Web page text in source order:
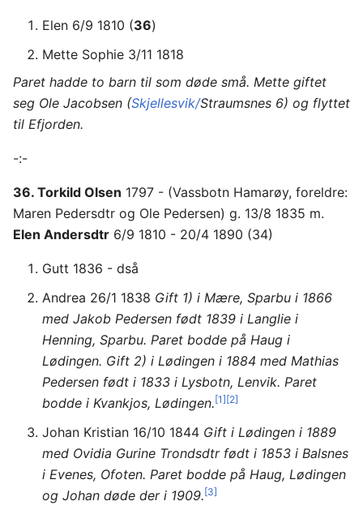
Elen 6/9 1810 (36)
Mette Sophie 3/11 1818
Paret hadde to barn til som døde små. Mette giftet
seg Ole Jacobsen (Skjellesvik/Straumsnes 6) og flyttet
til Efjorden.
-:-
36. Torkild Olsen 1797 - (Vassbotn Hamarøy, foreldre:
Maren Pedersdtr og Ole Pedersen) g. 13/8 1835 m.
Elen Andersdtr 6/9 1810 - 20/4 1890 (34)
Gutt 1836 - dså
Andrea 26/1 1838 Gift 1) i Mære, Sparbu i 1866
med Jakob Pedersen født 1839 i Langlie i
Henning, Sparbu. Paret bodde på Haug i
Lødingen. Gift 2) i Lødingen i 1884 med Mathias
Pedersen født i 1833 i Lysbotn, Lenvik. Paret
bodde i Kvankjos, Lødingen.[1][2]
Johan Kristian 16/10 1844 Gift i Lødingen i 1889
med Ovidia Gurine Trondsdtr født i 1853 i Balsnes
i Evenes, Ofoten. Paret bodde på Haug, Lødingen
og Johan døde der i 1909.[3]